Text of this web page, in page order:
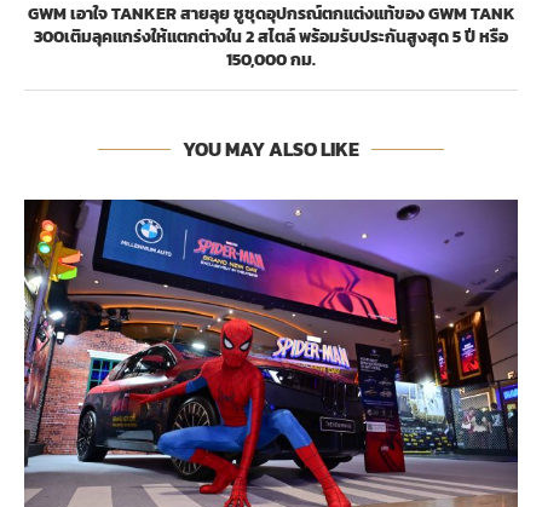
GWM เอาใจ TANKER สายลุย ชูชุดอุปกรณ์ตกแต่งแท้ของ GWM TANK
300เติมลุคแกร่งให้แตกต่างใน 2 สไตล์ พร้อมรับประกันสูงสุด 5 ปี หรือ
150,000 กม.
YOU MAY ALSO LIKE